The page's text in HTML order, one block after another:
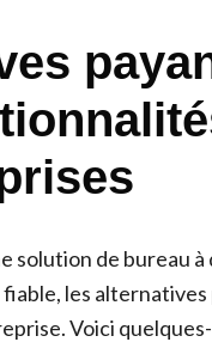
solution de bureau
les
Voici